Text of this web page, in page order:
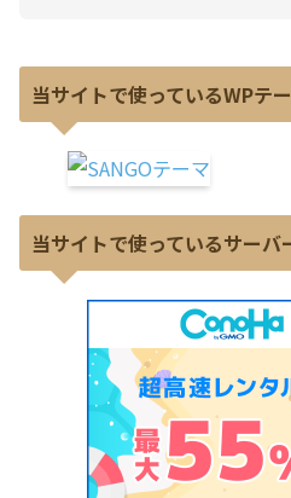
当サイトで使っているWPテ
当サイトで使っているサーバ